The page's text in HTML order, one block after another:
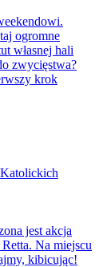
ogromne
własnej hali
zwycięstwa?
krok
Katolickich
jest akcja
Na miejscu
kibicując!